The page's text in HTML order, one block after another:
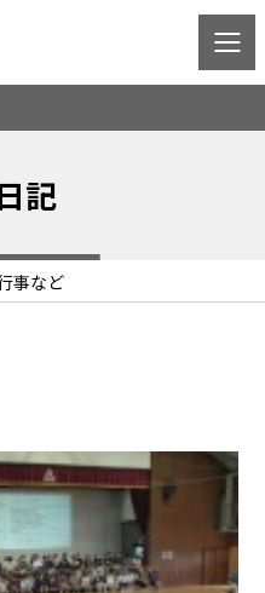
記
事など